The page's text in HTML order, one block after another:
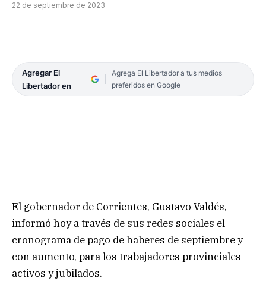
22 de septiembre de 2023
Agregar El
Libertador en
Agrega El Libertador a tus medios
preferidos en Google
El gobernador de Corrientes, Gustavo Valdés,
informó hoy a través de sus redes sociales el
cronograma de pago de haberes de septiembre y
con aumento, para los trabajadores provinciales
activos y jubilados.